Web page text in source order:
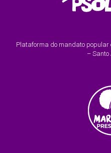
Plataforma do mandato popular
– Santo